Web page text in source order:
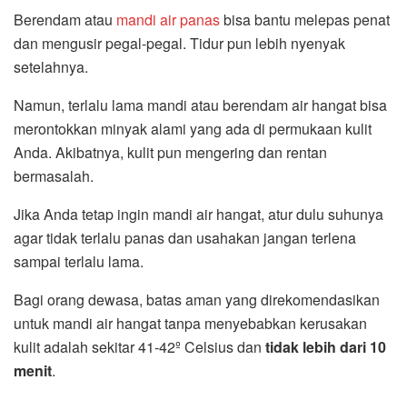
Berendam atau mandi air panasbisa bantu melepas penat
dan mengusir pegal-pegal. Tidur pun lebih nyenyak
setelahnya.
Namun, terlalu lama mandi atau berendam air hangat bisa
merontokkan minyak alami yang ada di permukaan kulit
Anda. Akibatnya, kulit pun mengering dan rentan
bermasalah.
Jika Anda tetap ingin mandi air hangat, atur dulu suhunya
agar tidak terlalu panas dan usahakan jangan terlena
sampai terlalu lama.
Bagi orang dewasa, batas aman yang direkomendasikan
untuk mandi air hangat tanpa menyebabkan kerusakan
kulit adalah sekitar 41-42º Celsius dan tidak lebih dari 10
menit.